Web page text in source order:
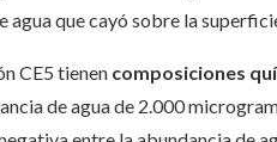
que cayó sobre la
CE5 tienen composiciones
de agua de 2.000